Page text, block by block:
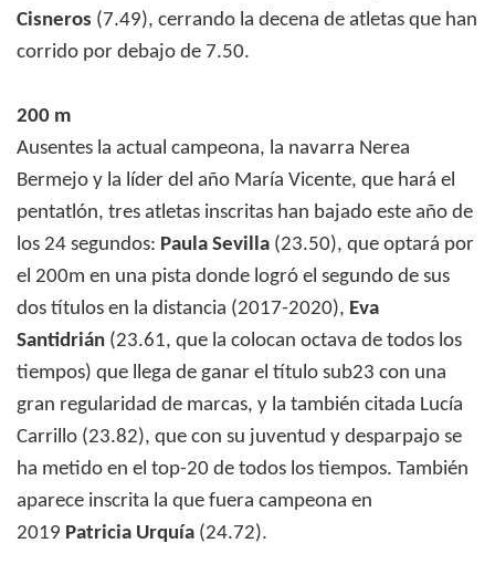
Cisneros (7.49), cerrando la decena de atletas que han
corrido por debajo de 7.50.
200 m
Ausentes la actual campeona, la navarra Nerea
Bermejo y la líder del año María Vicente, que hará el
pentatlón, tres atletas inscritas han bajado este año de
los 24 segundos: Paula Sevilla (23.50), que optará por
el 200m en una pista donde logró el segundo de sus
dos títulos en la distancia (2017-2020), Eva
Santidrián (23.61, que la colocan octava de todos los
tiempos) que llega de ganar el título sub23 con una
gran regularidad de marcas, y la también citada Lucía
Carrillo (23.82), que con su juventud y desparpajo se
ha metido en el top-20 de todos los tiempos. También
aparece inscrita la que fuera campeona en
2019 Patricia Urquía (24.72).